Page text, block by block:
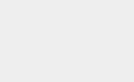
не чувствую! ничего не воняет,
высунет. Я конечно ору: